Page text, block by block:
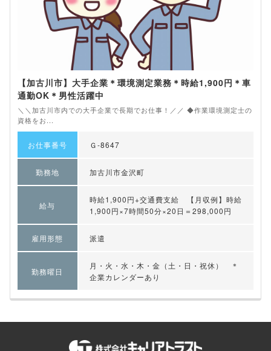
【加古川市】大手企業＊環境測定業務＊時給1,900円＊車
通勤OK＊男性活躍中
＼＼加古川市内での大手企業で長期でお仕事！／／ ◆作業環境測定士の
資格をお...
お仕事番号 Ｇ-8647
勤務地 加古川市金沢町
給与
時給1,900円+交通費支給 【月収例】時給
1,900円×7時間50分×20日＝298,000円
雇用形態 派遣
勤務曜日
月・火・水・木・金（土・日・祝休） ＊
企業カレンダーあり